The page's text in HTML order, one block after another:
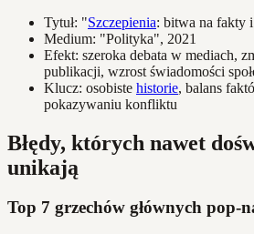
Tytuł: "Szczepienia: bitwa na fakty i
Medium: "Polityka", 2021
Efekt: szeroka debata w mediach,
publikacji, wzrost świadomości
Klucz: osobiste historie, balans
pokazywaniu konfliktu
Błędy, których nawet
unikają
Top 7 grzechów głównych pop-